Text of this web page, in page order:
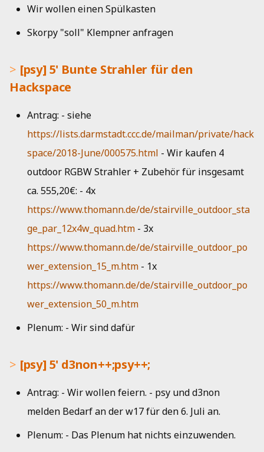
a
l
Kueche
Bad
HedgeDoc
Single Sign-On
Strom
[fluxx] 10'
Aktivitätenbericht 2017
Aktivitätenbericht 2015
Aktivitätenbericht 2014
Jahresbericht 2013
Jahresbericht 2011
Jahresbericht 2010
Jahresbericht 2009
Wir wollen einen Spülkasten
Skorpy "soll" Klempner anfragen
[psy] 5' Bunte Strahler für den
Hackspace
Antrag: - siehe
https://lists.darmstadt.ccc.de/mailman/private/hack
space/2018-June/000575.html - Wir kaufen 4
outdoor RGBW Strahler + Zubehör für insgesamt
ca. 555,20€: - 4x
https://www.thomann.de/de/stairville_outdoor_sta
ge_par_12x4w_quad.htm - 3x
https://www.thomann.de/de/stairville_outdoor_po
wer_extension_15_m.htm - 1x
https://www.thomann.de/de/stairville_outdoor_po
wer_extension_50_m.htm
Plenum: - Wir sind dafür
[psy] 5' d3non++;psy++;
Antrag: - Wir wollen feiern. - psy und d3non
melden Bedarf an der w17 für den 6. Juli an.
Plenum: - Das Plenum hat nichts einzuwenden.